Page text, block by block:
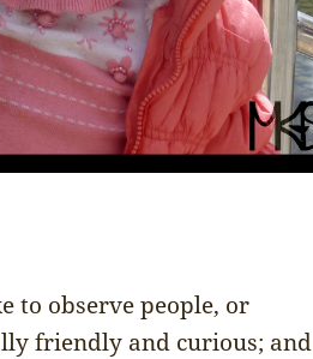
to observe people, or
friendly and curious; and